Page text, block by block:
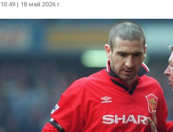
10:49 | 18 май 2026 г.